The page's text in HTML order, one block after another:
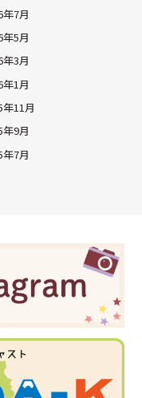
年7月
年5月
年3月
年1月
年11月
年9月
年7月